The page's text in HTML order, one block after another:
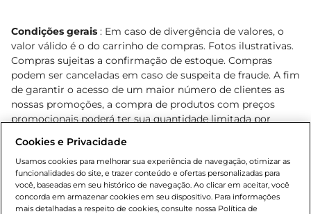
Condições gerais : Em caso de divergência de valores, o
valor válido é o do carrinho de compras. Fotos ilustrativas.
Compras sujeitas a confirmação de estoque. Compras
podem ser canceladas em caso de suspeita de fraude. A fim
de garantir o acesso de um maior número de clientes as
nossas promoções, a compra de produtos com preços
promocionais poderá ter sua quantidade limitada por
o e-commerce e válidos durante o dia de hoje, podendo
sofrer alterações sem prévia notificação. Proibida a venda
de bebidas alcoólicas para menores de 18 anos, conforme
Lei n.º 8069/90, art. 81, inciso II (Estatuto da Criança e do
Adolescente). Preços e condições exclusivos para o
Cookies e Privacidade
Usamos cookies para melhorar sua experiência de navegação, otimizar as
funcionalidades do site, e trazer conteúdo e ofertas personalizadas para
você, baseadas em seu histórico de navegação. Ao clicar em aceitar, você
concorda em armazenar cookies em seu dispositivo. Para informações
mais detalhadas a respeito de cookies, consulte nossa Política de